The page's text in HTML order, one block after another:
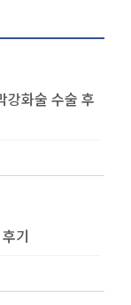
화술 수술 후
기